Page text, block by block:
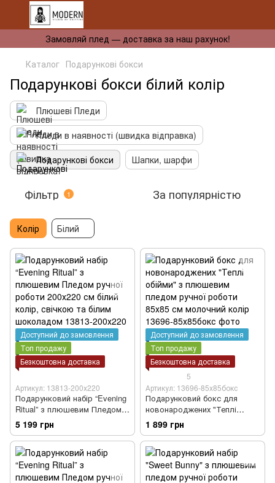
Замовляй плед — доставка за наш рахунок!
Каталог Подарункові бокси
Подарункові бокси білий колір
Плюшеві Пледи
Пледи в наявності (швидка відправка)
Подарункові бокси
Шапки, шарфи
Фільтр 1 За популярністю
Колір Білий
Доступний до замовлення
Топ продажу
Безкоштовна доставка
Артикул: 13813-200х220
Подарунковий набір “Evening
Ritual” з плюшевим Пледом
ручної роботи 200х220 см
білий колір, свічкою та білим
шоколадом
5 199 грн
Доступний до замовлення
Топ продажу
Безкоштовна доставка
5
Артикул: 13696-85х85бокс
Подарунковий бокс для
новонароджених "Теплі
обійми" з плюшевим пледом
ручної роботи 85х85 см
молочний колір
1 899 грн